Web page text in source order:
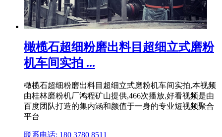
橄榄石超细粉磨出料目超细立式磨粉
机车间实拍 ...
橄榄石超细粉磨出料目超细立式磨粉机车间实拍,本视频
由桂林磨粉机厂鸿程矿山提供,466次播放,好看视频是由
百度团队打造的集内涵和颜值于一身的专业短视频聚合
平台
联系电话: 180 3780 8511